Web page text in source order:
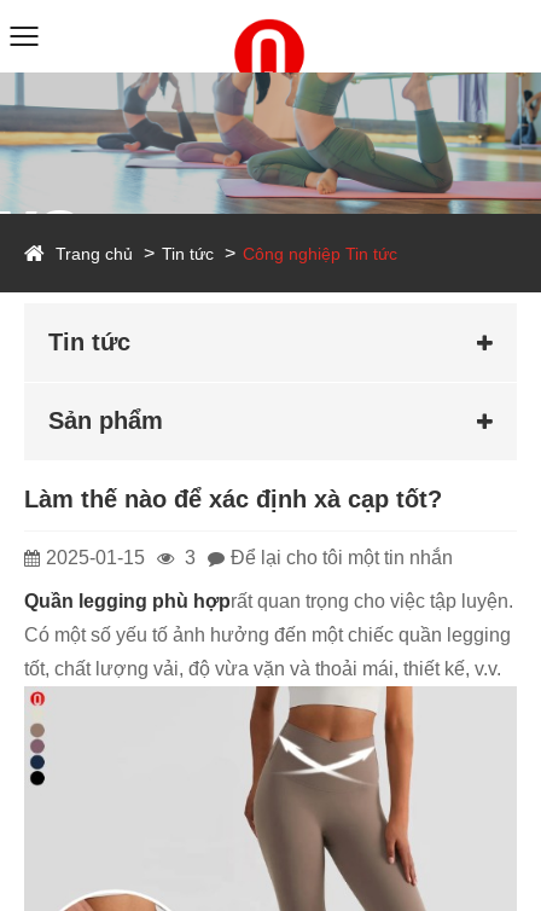
Trang chủ Tin tức Công nghiệp Tin tức
Tin tức
Sản phẩm
Làm thế nào để xác định xà cạp tốt?
2025-01-15 3 Để lại cho tôi một tin nhắn
Quần legging phù hợprất quan trọng cho việc tập luyện.
Có một số yếu tố ảnh hưởng đến một chiếc quần legging
tốt, chất lượng vải, độ vừa vặn và thoải mái, thiết kế, v.v.